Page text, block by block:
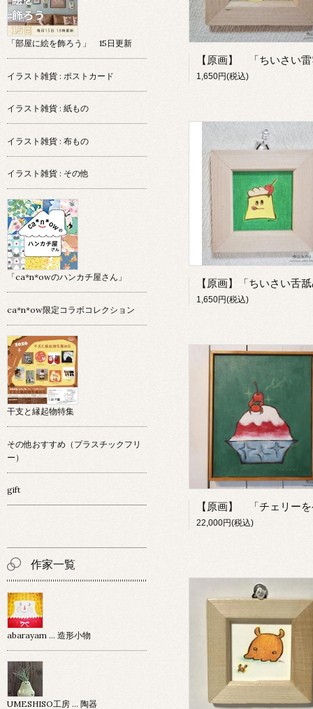
1,650円(税込)
1,650円(税込)
22,000円(税込)
「部屋に絵を飾ろう」 15日更新
イラスト雑貨 : ポストカード
イラスト雑貨 : 紙もの
イラスト雑貨 : 布もの
イラスト雑貨 : その他
「ca*n*owのハンカチ屋さん」
ca*n*ow限定コラボコレクション
干支と縁起物特集
その他おすすめ（プラスチックフリ
ー）
gift
作家一覧
abarayam … 造形小物
UMESHISO工房 … 陶器